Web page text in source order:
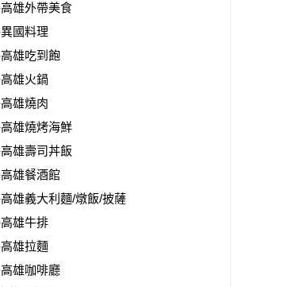
高雄外帶美食
異國料理
高雄吃到飽
高雄火鍋
高雄燒肉
高雄燒烤海鮮
高雄壽司丼飯
高雄餐酒館
高雄義大利麵/燉飯/披薩
高雄牛排
高雄拉麵
高雄咖啡廳